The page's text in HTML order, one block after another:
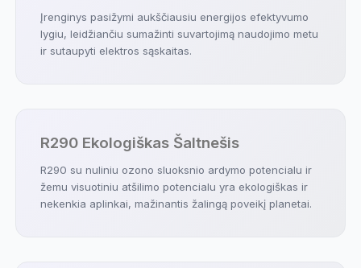
Įrenginys pasižymi aukščiausiu energijos efektyvumo
lygiu, leidžiančiu sumažinti suvartojimą naudojimo metu
ir sutaupyti elektros sąskaitas.
R290 Ekologiškas Šaltnešis
R290 su nuliniu ozono sluoksnio ardymo potencialu ir
žemu visuotiniu atšilimo potencialu yra ekologiškas ir
nekenkia aplinkai, mažinantis žalingą poveikį planetai.